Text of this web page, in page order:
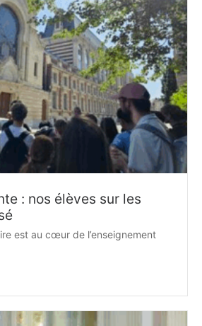
: nos élèves sur les
est au cœur de l’enseignement